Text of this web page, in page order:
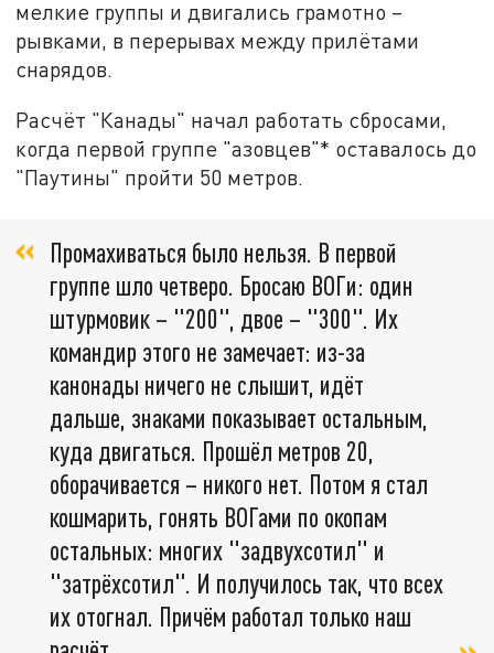
мелкие группы и двигались грамотно –
рывками, в перерывах между прилётами
снарядов.
Расчёт "Канады" начал работать сбросами,
когда первой группе "азовцев"* оставалось до
"Паутины" пройти 50 метров.
Промахиваться было нельзя. В первой
группе шло четверо. Бросаю ВОГи: один
штурмовик – "200", двое – "300". Их
командир этого не замечает: из-за
канонады ничего не слышит, идёт
дальше, знаками показывает остальным,
куда двигаться. Прошёл метров 20,
оборачивается – никого нет. Потом я стал
кошмарить, гонять ВОГами по окопам
остальных: многих "задвухсотил" и
"затрёхсотил". И получилось так, что всех
их отогнал. Причём работал только наш